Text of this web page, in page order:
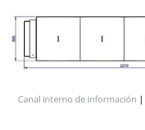
Canal interno de información |